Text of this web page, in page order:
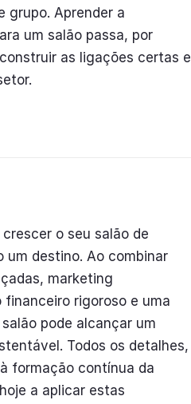
grupo. Aprender a
um salão passa, por
as ligações certas e
o seu salão de
um destino. Ao combinar
marketing
rigoroso e uma
pode alcançar um
Todos os detalhes,
formação contínua da
a aplicar estas